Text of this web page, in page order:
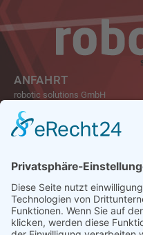
ANFAHRT
robotic solutions GmbH
47475 Kamp-Lintfort
Tel.: +49 2842 21946-0
E-Mail: info@robotic-solutions.de